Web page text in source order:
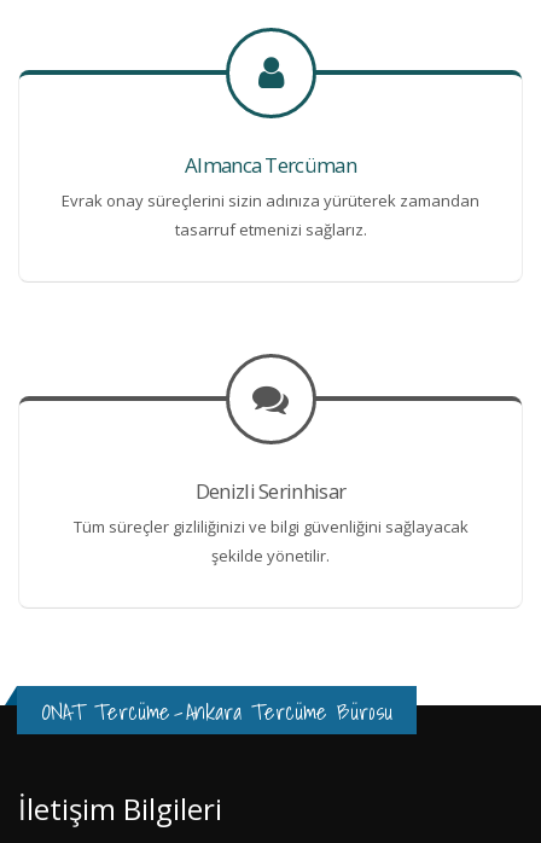
Almanca Tercüman
Evrak onay süreçlerini sizin adınıza yürüterek zamandan
tasarruf etmenizi sağlarız.
Denizli Serinhisar
Tüm süreçler gizliliğinizi ve bilgi güvenliğini sağlayacak
şekilde yönetilir.
ONAT Tercüme-Ankara Tercüme Bürosu
İletişim Bilgileri